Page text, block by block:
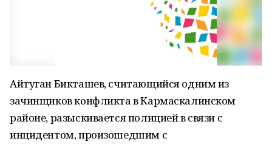
Айтуган Бикташев, считающийся одним из
зачинщиков конфликта в Кармаскалинском
районе, разыскивается полицией в связи с
инцидентом, произошедшим с